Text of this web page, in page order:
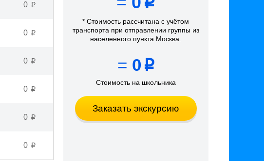
0 p
0 p
0 p
0 p
0 p
0 p
* Стоимость рассчитанас учётом
транспорта при отправлении группы из
населенного пункта Москва
= 0 p
Стоимость на школьника
Заказать экскурсию